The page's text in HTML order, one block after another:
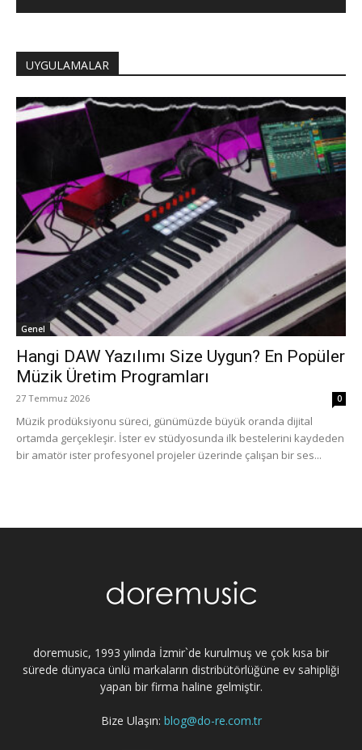
UYGULAMALAR
Genel
Hangi DAW Yazılımı Size Uygun? En Popüler
Müzik Üretim Programları
27 Temmuz 2026 0
Müzik prodüksiyonu süreci, günümüzde büyük oranda dijital
ortamda gerçekleşir. İster ev stüdyosunda ilk bestelerini kaydeden
bir amatör ister profesyonel projeler üzerinde çalışan bir ses...
doremusic, 1993 yılında İzmir`de kurulmuş ve çok kısa bir
sürede dünyaca ünlü markaların distribütörlüğüne ev sahipliği
yapan bir firma haline gelmiştir.
Bize Ulaşın: blog@do-re.com.tr